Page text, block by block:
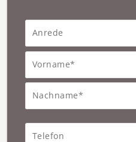
Anrede
Vorname*
Nachname*
Telefon